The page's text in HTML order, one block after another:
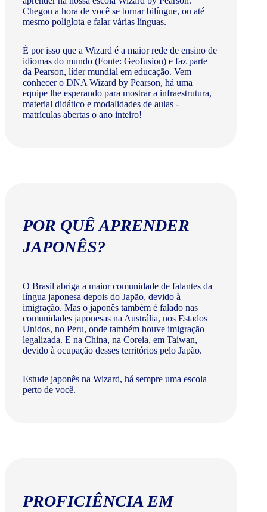
Chegou a hora de você se tornar bilíngue, ou até
mesmo poliglota e falar várias línguas.
É por isso que a Wizard é a maior rede de ensino de
idiomas do mundo (Fonte: Geofusion) e faz parte
da Pearson, líder mundial em educação. Vem
conhecer o DNA Wizard by Pearson, há uma
equipe lhe esperando para mostrar a infraestrutura,
material didático e modalidades de aulas -
matrículas abertas o ano inteiro!
POR QUÊ APRENDER
JAPONÊS?
O Brasil abriga a maior comunidade de falantes da
língua japonesa depois do Japão, devido à
imigração. Mas o japonês também é falado nas
comunidades japonesas na Austrália, nos Estados
Unidos, no Peru, onde também houve imigração
legalizada. E na China, na Coreia, em Taiwan,
devido à ocupação desses territórios pelo Japão.
Estude japonês na Wizard, há sempre uma escola
perto de você.
PROFICIÊNCIA EM